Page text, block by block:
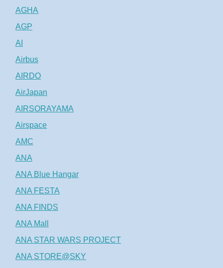
AGHA
AGP
AI
Airbus
AIRDO
AirJapan
AIRSORAYAMA
Airspace
AMC
ANA
ANA Blue Hangar
ANA FESTA
ANA FINDS
ANA Mall
ANA STAR WARS PROJECT
ANA STORE@SKY